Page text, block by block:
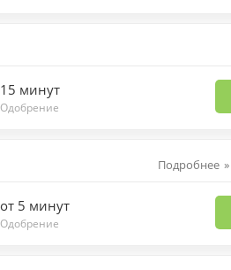
15 минут
Одобрение
Подробнее
от 5 минут
Одобрение